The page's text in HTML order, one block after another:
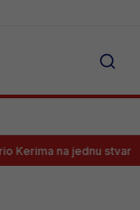
na jednu stvar